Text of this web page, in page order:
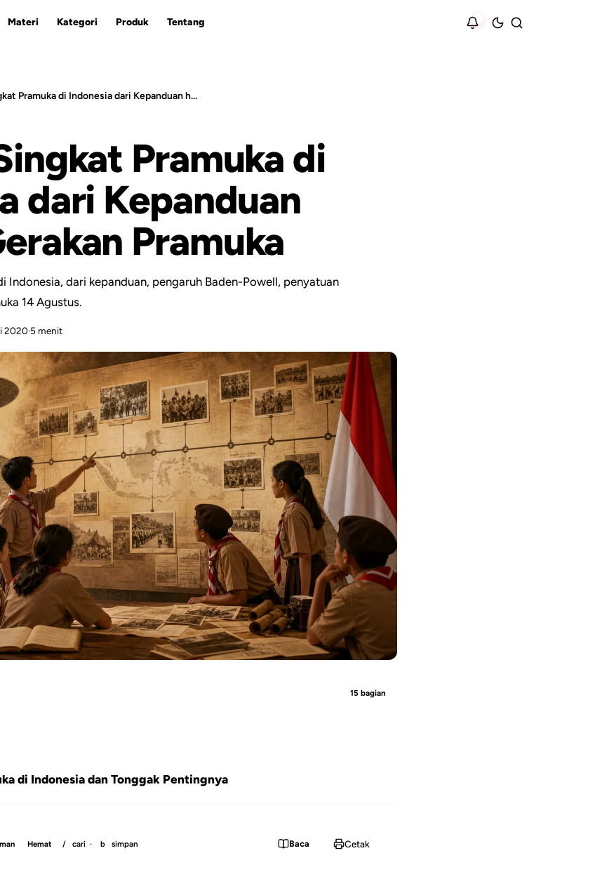
Materi Kategori Produk Tentang
Sejarah Singkat Pramuka di Indonesia dari Kepanduan hingga Gerakan Pramuka
Pramuka di
dari Kepanduan
Pramuka
Indonesia, dari kepanduan, pengaruh Baden-Powell, penyatuan
14 Agustus.
2020·5 menit
15 bagian
di Indonesia dan Tonggak Pentingnya
Hemat / cari · b simpan Baca Cetak